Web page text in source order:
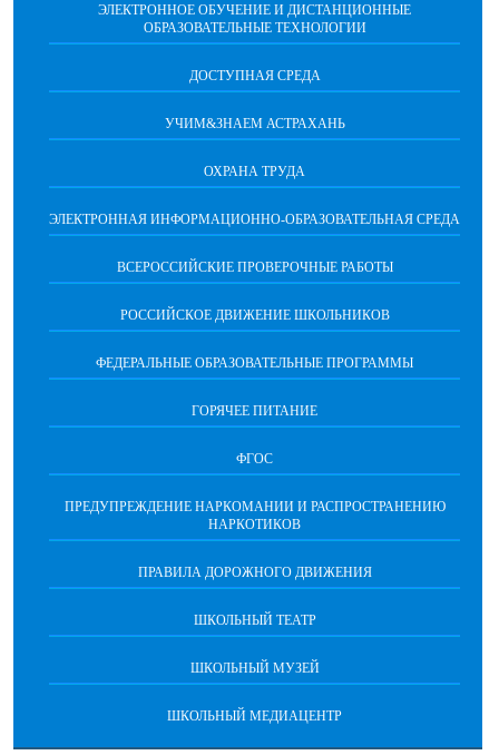
ЭЛЕКТРОННОЕ ОБУЧЕНИЕ И ДИСТАНЦИОННЫЕ
ОБРАЗОВАТЕЛЬНЫЕ ТЕХНОЛОГИИ
ДОСТУПНАЯ СРЕДА
УЧИМ&ЗНАЕМ АСТРАХАНЬ
ОХРАНА ТРУДА
ЭЛЕКТРОННАЯ ИНФОРМАЦИОННО-ОБРАЗОВАТЕЛЬНАЯ СРЕДА
ВСЕРОССИЙСКИЕ ПРОВЕРОЧНЫЕ РАБОТЫ
РОССИЙСКОЕ ДВИЖЕНИЕ ШКОЛЬНИКОВ
ФЕДЕРАЛЬНЫЕ ОБРАЗОВАТЕЛЬНЫЕ ПРОГРАММЫ
ГОРЯЧЕЕ ПИТАНИЕ
ФГОС
ПРЕДУПРЕЖДЕНИЕ НАРКОМАНИИ И РАСПРОСТРАНЕНИЮ
НАРКОТИКОВ
ПРАВИЛА ДОРОЖНОГО ДВИЖЕНИЯ
ШКОЛЬНЫЙ ТЕАТР
ШКОЛЬНЫЙ МУЗЕЙ
ШКОЛЬНЫЙ МЕДИАЦЕНТР